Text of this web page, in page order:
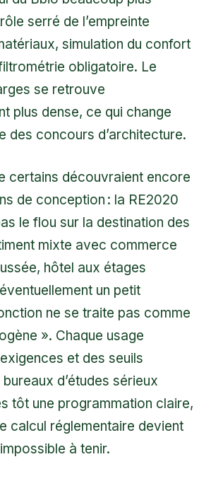
serré de l’empreinte
simulation du confort
obligatoire. Le
se retrouve
plus dense, ce qui change
des concours d’architecture.
certains découvraient encore
de conception : la RE2020
le flou sur la destination des
mixte avec commerce
hôtel aux étages
un petit
ne se traite pas comme
». Chaque usage
et des seuils
d’études sérieux
tôt une programmation claire,
calcul réglementaire devient
à tenir.